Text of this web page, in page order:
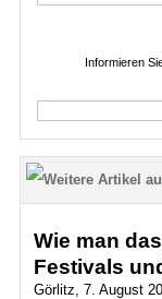
Informieren
Wie man
Festivals
Görlitz, 7. August